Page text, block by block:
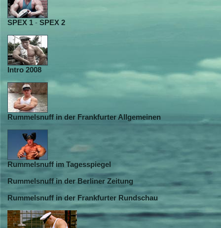
SPEX 1 - SPEX 2
Intro 2008
Rummelsnuff in der Frankfurter Allgemeinen
Rummelsnuff im Tagesspiegel
Rummelsnuff in der Berliner Zeitung
Rummelsnuff in der Frankfurter Rundschau